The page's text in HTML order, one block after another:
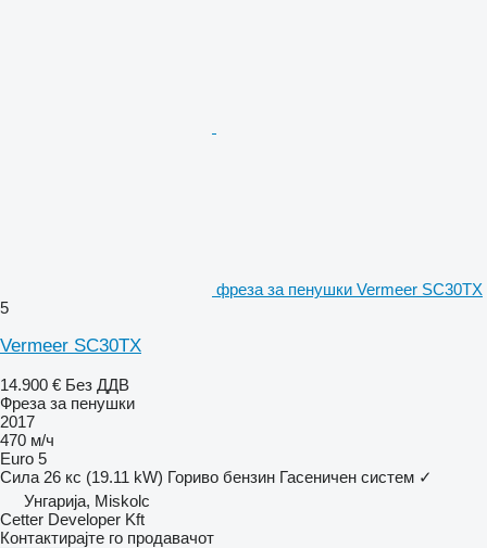
фреза за пенушки Vermeer SC30TX
5
Vermeer SC30TX
14.900 € Без ДДВ
Фреза за пенушки
2017
470 м/ч
Euro 5
Сила 26 кс (19.11 kW) Гориво бензин Гасеничен систем ✓
Унгарија, Miskolc
Cetter Developer Kft
Контактирајте го продавачот